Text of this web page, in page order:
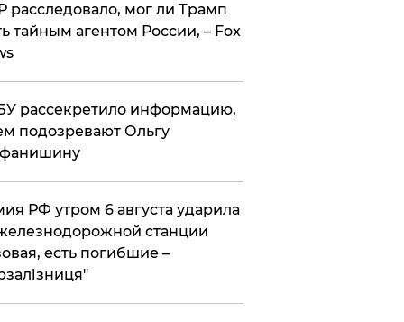
расследовало, мог ли Трамп
тайным агентом России, – Fox
рассекретило информацию,
подозревают Ольгу
РФ утром 6 августа ударила
станции
есть погибшие –